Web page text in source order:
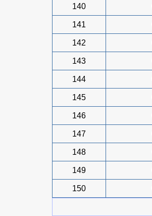
140
141
142
143
144
145
146
147
148
149
150